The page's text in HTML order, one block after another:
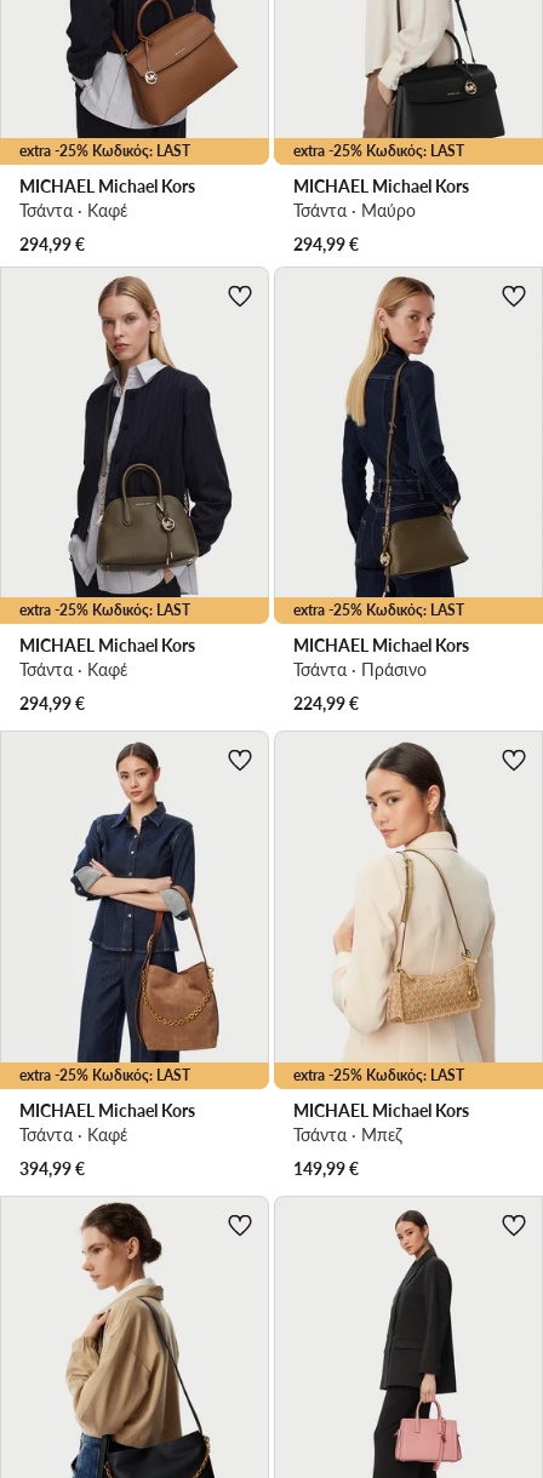
extra -25% Κωδικός: LAST
MICHAEL Michael Kors
Τσάντα · Καφέ
294,99€
extra -25% Κωδικός: LAST
MICHAEL Michael Kors
Τσάντα · Μαύρο
294,99€
extra -25% Κωδικός: LAST
MICHAEL Michael Kors
Τσάντα · Καφέ
294,99€
extra -25% Κωδικός: LAST
MICHAEL Michael Kors
Τσάντα · Πράσινο
224,99€
extra -25% Κωδικός: LAST
MICHAEL Michael Kors
Τσάντα · Καφέ
394,99€
extra -25% Κωδικός: LAST
MICHAEL Michael Kors
Τσάντα · Μπεζ
149,99€